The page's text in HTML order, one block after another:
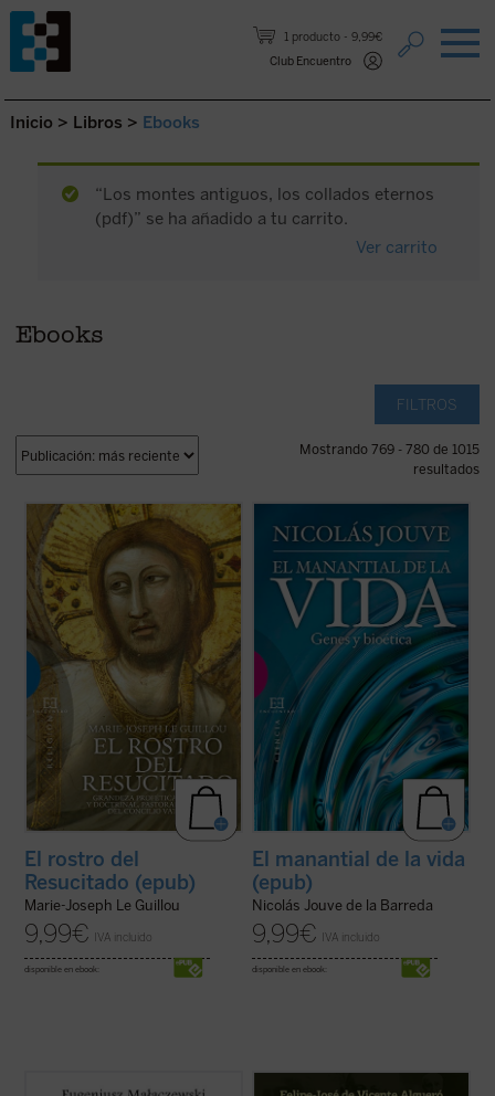
1 producto
9,99€
Club Encuentro
Saltar al contenido.
Inicio > Libros > Ebooks
“Los montes antiguos, los collados eternos
(pdf)” se ha añadido a tu carrito.
Ver carrito
Ebooks
FILTROS
Mostrando 769 - 780 de 1015
resultados
«Una obra sólida sobre el Concilio y un
estimulante de la vida cristiana». Con estas
palabras describe Henri de Lubac
El Rostro
del Resucitado
, volumen con el que Marie-
Josep Le Guillou, perito en el Concilio
Vaticano II y uno de los ...
(ver ficha)
El rostro del
Resucitado (epub)
Marie-Joseph Le Guillou
9,99€ IVA incluido
disponible en ebook:
¿Qué concepto tenemos del ser humano
como ente biológico? ¿Cómo pudo la
evolución generar un ser consciente y
ético a partir de unas bestias instintivas y
egoístas? ¿Por qué le atribuimos al ser
humano el mayor valor y dignidad entre los
(ver ficha)
El manantial de la vida
(epub)
Nicolás Jouve de la Barreda
9,99€ IVA incluido
disponible en ebook:
¿Cuánto dolor puede soportar un hombre?
«Una sesgada visión del XIX español tiende